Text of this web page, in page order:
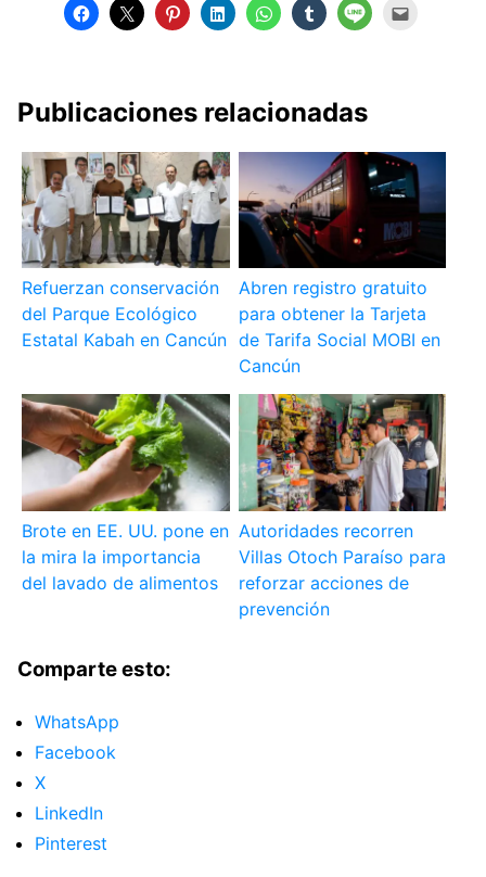
Publicaciones relacionadas
Refuerzan conservación
del Parque Ecológico
Estatal Kabah en Cancún
Abren registro gratuito
para obtener la Tarjeta
de Tarifa Social MOBI en
Cancún
Brote en EE. UU. pone en
la mira la importancia
del lavado de alimentos
Autoridades recorren
Villas Otoch Paraíso para
reforzar acciones de
prevención
Comparte esto:
WhatsApp
Facebook
X
LinkedIn
Pinterest